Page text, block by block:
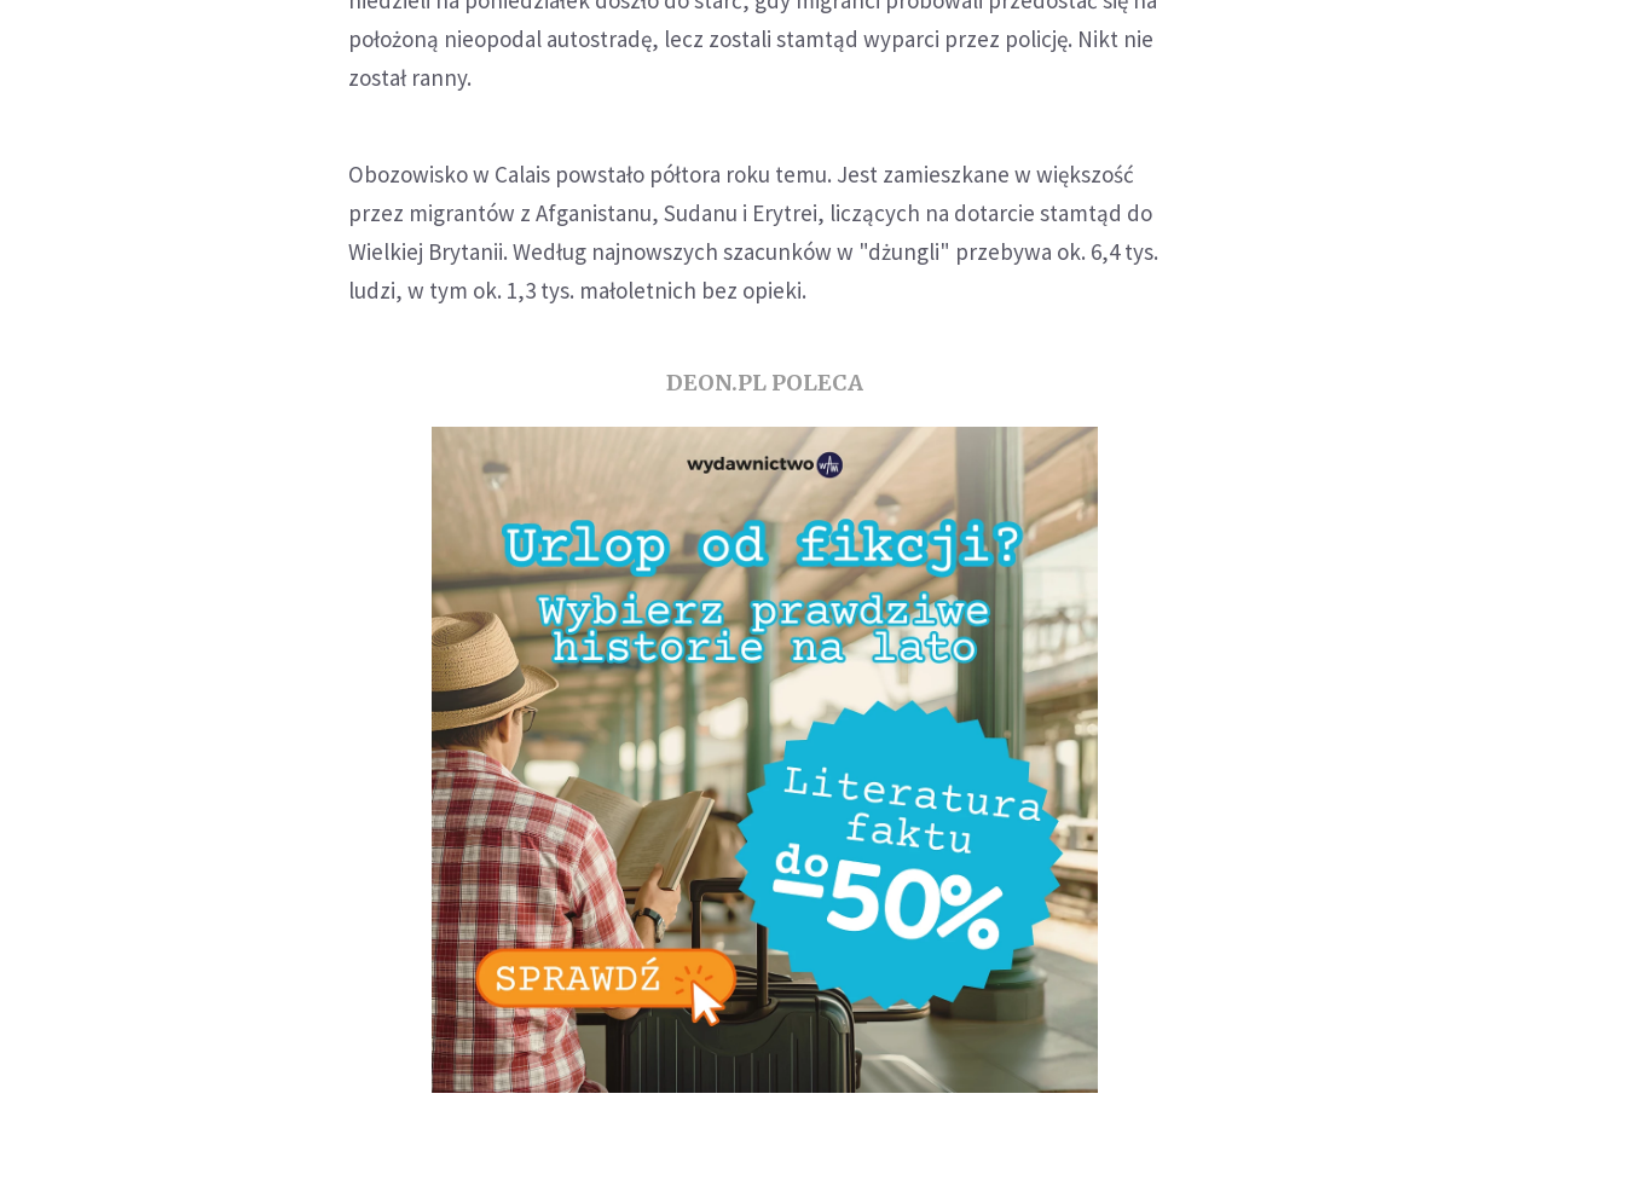
położoną nieopodal autostradę, lecz zostali stamtąd wyparci przez policję. Nikt nie
został ranny.
Obozowisko w Calais powstało półtora roku temu. Jest zamieszkane w większość
przez migrantów z Afganistanu, Sudanu i Erytrei, liczących na dotarcie stamtąd do
Wielkiej Brytanii. Według najnowszych szacunków w "dżungli" przebywa ok. 6,4 tys.
ludzi, w tym ok. 1,3 tys. małoletnich bez opieki.
DEON.PL POLECA